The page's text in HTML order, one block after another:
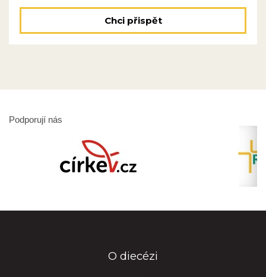
Chci přispět
Podporují nás
O diecézi